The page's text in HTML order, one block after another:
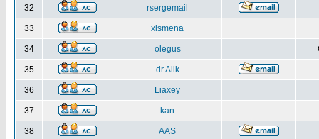
32 rsergemail
33 xlsmena
34 olegus
35 dr.Alik
36 Liaxey
37 kan
38 AAS